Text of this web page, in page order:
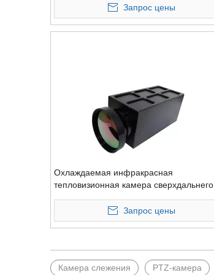
тепловизионная камера и LRF
Запрос цены
Охлаждаемая инфракрасная
тепловизионная камера сверхдальнего
Запрос цены
Камера слежения PTZ-камера